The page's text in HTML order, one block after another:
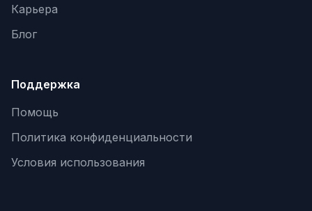
Карьера
Блог
Поддержка
Помощь
Политика конфиденциальности
Условия использования